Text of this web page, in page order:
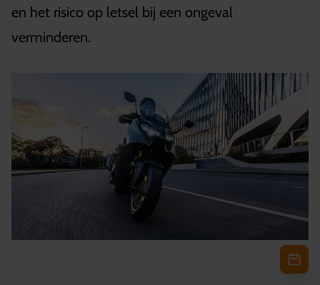
en het risico op letsel bij een ongeval
verminderen.